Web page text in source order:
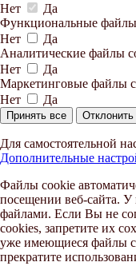
Нет
Да
Функциональные
Нет
Да
Аналитические файлы
Нет
Да
Маркетинговые файлы
Нет
Да
Принять все Отклонить
Для самостоятельной
Дополнительные
Файлы cookie
посещении веб-сайта. У
файлами. Если Вы не
cookies, запретите их
уже имеющиеся файлы
прекратите